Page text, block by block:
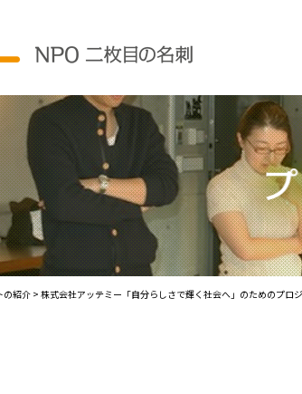
の紹介 > 株式会社アッテミー「自分らしさで輝く社会へ」のためのプロ